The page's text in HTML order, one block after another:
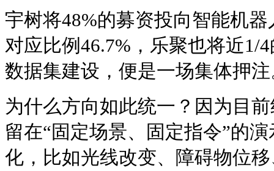
宇树将48%的募资投向智能机
对应比例46.7%，乐聚也将近1/
数据集建设，便是一场集体押
为什么方向如此统一？因为目
留在“固定场景、固定指令”的
化，比如光线改变、障碍物位